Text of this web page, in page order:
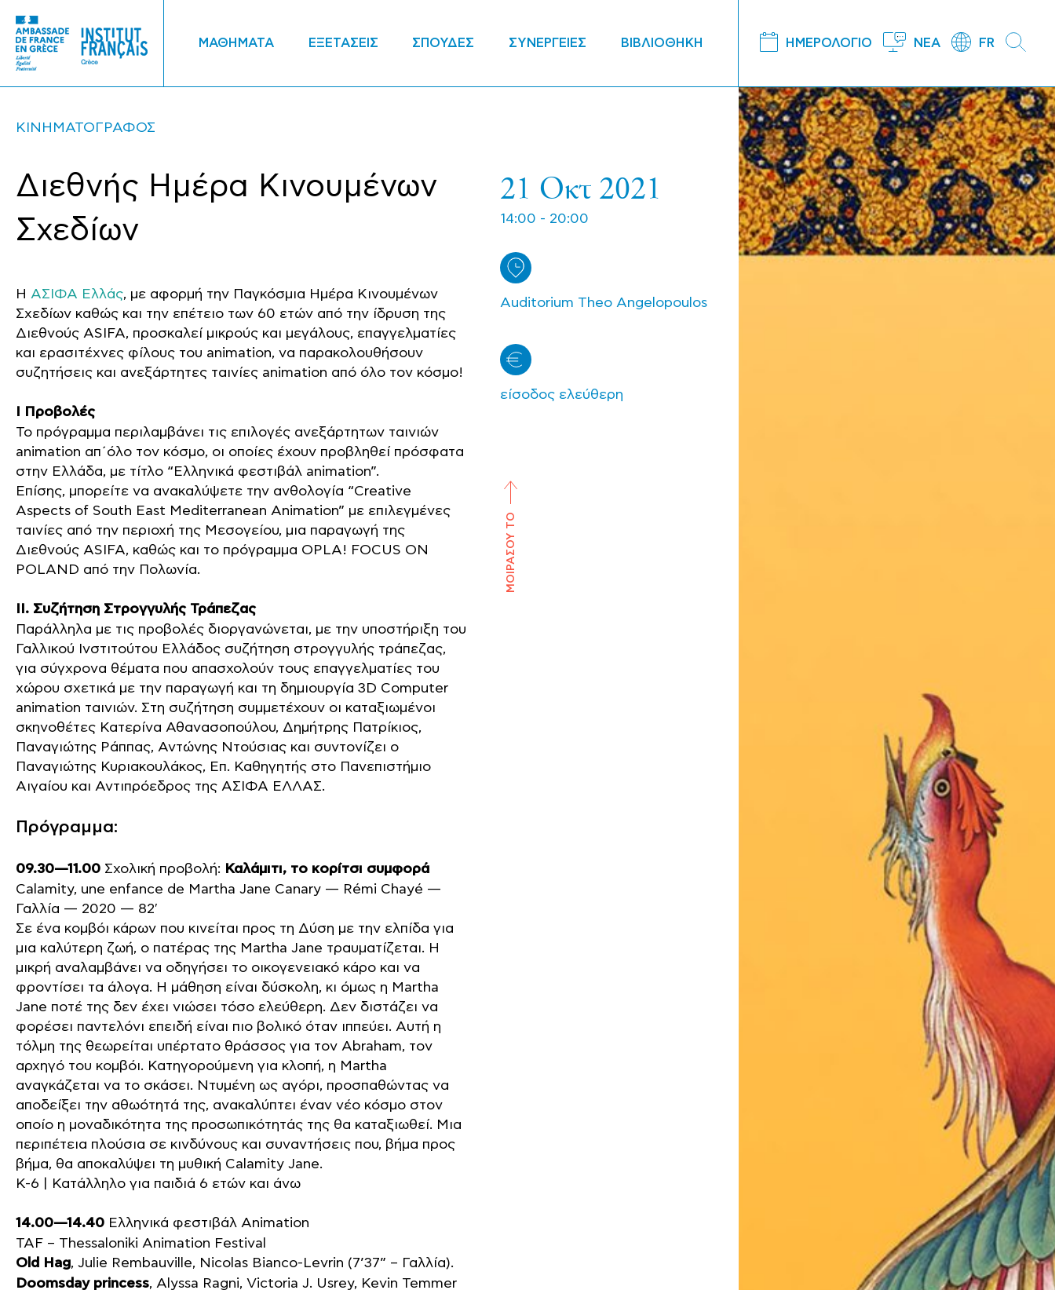
ΜΑΘΗΜΑΤΑ ΕΞΕΤΑΣΕΙΣ ΣΠΟΥΔΕΣ ΣΥΝΕΡΓΕΙΕΣ ΒΙΒΛΙΟΘΗΚΗ ΗΜΕΡΟΛΟΓΙΟ ΝΕΑ FR
ΚΙΝΗΜΑΤΟΓΡΑΦΟΣ
Διεθνής Ημέρα Κινουμένων
Σχεδίων
Η ΑΣΙΦΑ Ελλάς, με αφορμή την Παγκόσμια Ημέρα Κινουμένων
Σχεδίων καθώς και την επέτειο των 60 ετών από την ίδρυση της
Διεθνούς ASIFA, προσκαλεί μικρούς και μεγάλους, επαγγελματίες
και ερασιτέχνες φίλους του animation, να παρακολουθήσουν
συζητήσεις και ανεξάρτητες ταινίες animation από όλο τον κόσμο!
I Προβολές
Το πρόγραμμα περιλαμβάνει τις επιλογές ανεξάρτητων ταινιών
animation απ΄όλο τον κόσμο, οι οποίες έχουν προβληθεί πρόσφατα
στην Ελλάδα, με τίτλο “Ελληνικά φεστιβάλ animation”.
Επίσης, μπορείτε να ανακαλύψετε την ανθολογία “Creative
Aspects of South East Mediterranean Animation” με επιλεγμένες
ταινίες από την περιοχή της Μεσογείου, μια παραγωγή της
Διεθνούς ASIFA, καθώς και το πρόγραμμα OPLA! FOCUS ON
POLAND από την Πολωνία.
ΙΙ. Συζήτηση Στρογγυλής Τράπεζας
Παράλληλα με τις προβολές διοργανώνεται, με την υποστήριξη του
Γαλλικού Ινστιτούτου Ελλάδος συζήτηση στρογγυλής τράπεζας,
για σύγχρονα θέματα που απασχολούν τους επαγγελματίες του
χώρου σχετικά με την παραγωγή και τη δημιουργία 3D Computer
animation ταινιών. Στη συζήτηση συμμετέχουν οι καταξιωμένοι
σκηνοθέτες Κατερίνα Αθανασοπούλου, Δημήτρης Πατρίκιος,
Παναγιώτης Ράππας, Αντώνης Ντούσιας και συντονίζει ο
Παναγιώτης Κυριακουλάκος, Επ. Καθηγητής στο Πανεπιστήμιο
Αιγαίου και Αντιπρόεδρος της ΑΣΙΦΑ ΕΛΛΑΣ.
Πρόγραμμα:
09.30—11.00 Σχολική προβολή: Καλάμιτι, το κορίτσι συμφορά
Calamity, une enfance de Martha Jane Canary — Rémi Chayé —
Γαλλία — 2020 — 82′
Σε ένα κομβόι κάρων που κινείται προς τη Δύση με την ελπίδα για
μια καλύτερη ζωή, ο πατέρας της Martha Jane τραυματίζεται. Η
μικρή αναλαμβάνει να οδηγήσει το οικογενειακό κάρο και να
φροντίσει τα άλογα. Η μάθηση είναι δύσκολη, κι όμως η Martha
Jane ποτέ της δεν έχει νιώσει τόσο ελεύθερη. Δεν διστάζει να
φορέσει παντελόνι επειδή είναι πιο βολικό όταν ιππεύει. Αυτή η
τόλμη της θεωρείται υπέρτατο θράσσος για τον Abraham, τον
αρχηγό του κομβόι. Κατηγορούμενη για κλοπή, η Martha
αναγκάζεται να το σκάσει. Ντυμένη ως αγόρι, προσπαθώντας να
αποδείξει την αθωότητά της, ανακαλύπτει έναν νέο κόσμο στον
οποίο η μοναδικότητα της προσωπικότητάς της θα καταξιωθεί. Μια
περιπέτεια πλούσια σε κινδύνους και συναντήσεις που, βήμα προς
βήμα, θα αποκαλύψει τη μυθική Calamity Jane.
K-6 | Κατάλληλο για παιδιά 6 ετών και άνω
14.00—14.40 Ελληνικά φεστιβάλ Animation
ΤΑF – Thessaloniki Animation Festival
Old Hag, Julie Rembauville, Nicolas Bianco-Levrin (7’37” – Γαλλία).
Doomsday princess, Alyssa Ragni, Victoria J. Usrey, Kevin Temmer
21 Οκτ 2021
14:00 - 20:00
Auditorium Theo Angelopoulos
είσοδος ελεύθερη
ΜΟΙΡΑΣΟΥ ΤΟ